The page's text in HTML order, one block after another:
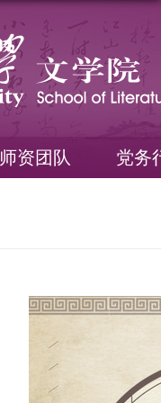
师资团队 党务